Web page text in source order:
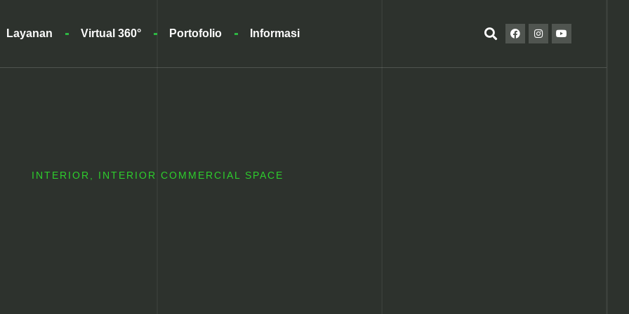
Layanan Virtual 360° Portofolio Informasi
INTERIOR INTERIOR COMMERCIAL SPACE